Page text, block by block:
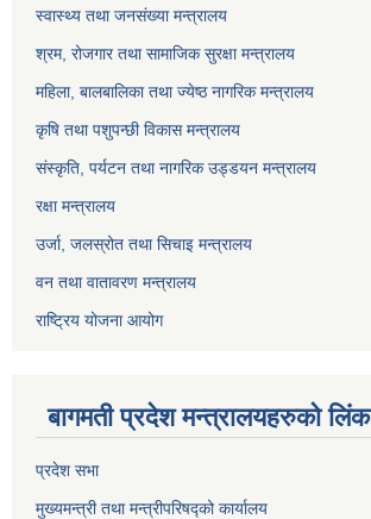
स्वास्थ्य तथा जनसंख्या मन्त्रालय
श्रम, रोजगार तथा सामाजिक सुरक्षा मन्त्रालय
महिला, बालबालिका तथा ज्येष्ठ नागरिक मन्त्रालय
कृषि तथा पशुपन्छी विकास मन्त्रालय
संस्कृति, पर्यटन तथा नागरिक उड्डयन मन्त्रालय
रक्षा मन्त्रालय
उर्जा, जलस्रोत तथा सिचाइ मन्त्रालय
वन तथा वातावरण मन्त्रालय
राष्ट्रिय योजना आयोग
बागमती प्रदेश मन्त्रालयहरुको लिंक
प्रदेश सभा
मुख्यमन्त्री तथा मन्त्रीपरिषद्को कार्यालय